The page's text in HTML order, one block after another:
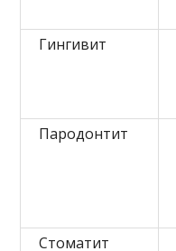
Гингивит
Пародонтит
Стоматит